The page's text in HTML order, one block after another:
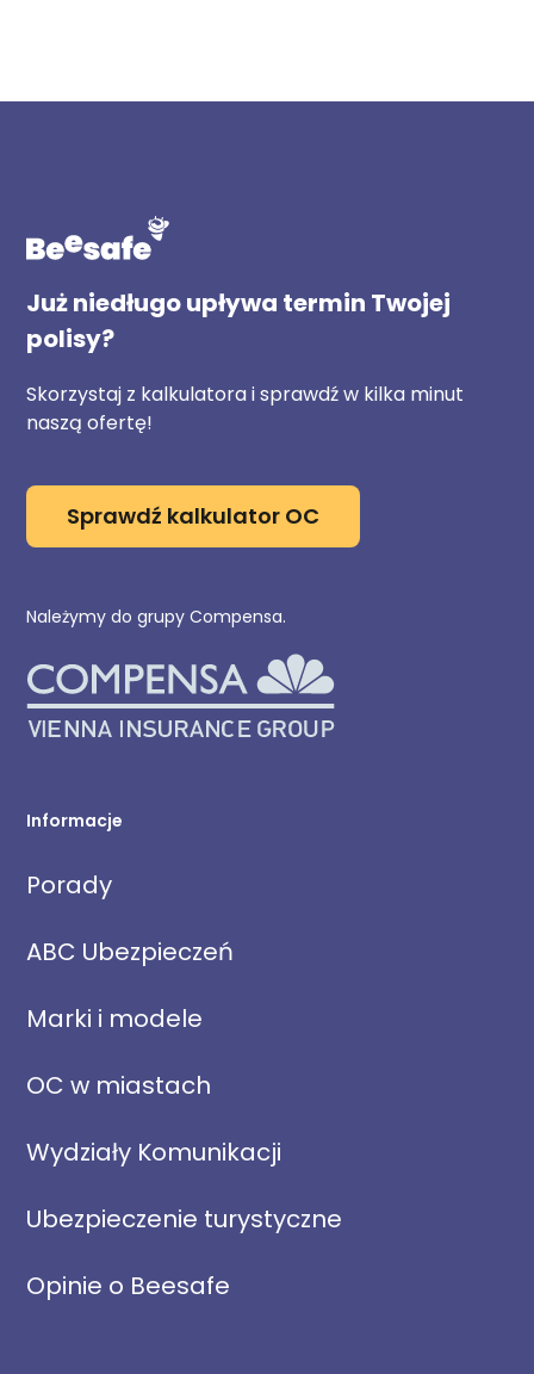
Już niedługo upływa termin Twojej
polisy?
Skorzystaj z kalkulatora i sprawdź w kilka minut
naszą ofertę!
Sprawdź kalkulator OC
Należymy do grupy Compensa.
Informacje
Porady
ABC Ubezpieczeń
Marki i modele
OC w miastach
Wydziały Komunikacji
Ubezpieczenie turystyczne
Opinie o Beesafe